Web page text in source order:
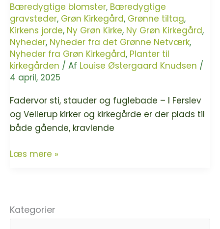
nu
kan
kalde
sig
Grøn
Kirkegård!
Bæredygtige blomster, Bæredygtige
gravsteder, Grøn Kirkegård, Grønne tiltag,
Kirkens jorde, Ny Grøn Kirke, Ny Grøn Kirkegård,
Nyheder, Nyheder fra det Grønne Netværk,
Nyheder fra Grøn Kirkegård, Planter til
kirkegården / Af Louise Østergaard Knudsen /
4 april, 2025
Fadervor sti, stauder og fuglebade – I Ferslev
og Vellerup kirker og kirkegårde er der plads til
både gående, kravlende
Ferslev
er
blevet
Læs mere »
Kategorier